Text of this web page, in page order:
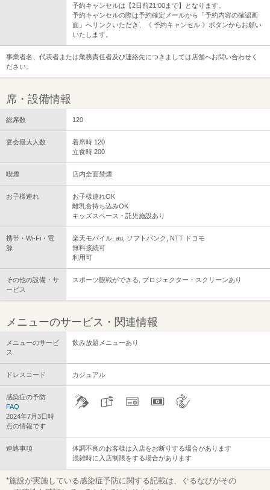
予約キャンセルは【2日前21:00まで】となります。
予約キャンセルの際は予約確定メールから「予約内容の確認画
面」へリンクいただき、《 予約キャンセル 》ボタンからお願い
いたします。
事業者名、代表者または業務責任者及び連絡先につきましては店舗へお問い合わせく
ださい。
席・設備情報
総席数 120
宴会最大人数
着席時 120
立食時 200
喫煙 店内全面禁煙
お子様連れ
お子様連れOK
離乳食持ち込みOK
キッズスペース・託児施設あり
携帯・Wi-Fi・電
源
楽天モバイル, au, ソフトバンク, NTT ドコモ
無料接続可
利用可
その他の設備・サ
ービス
スポーツ観戦ができる, プロジェクター・スクリーンあり
メニューのサービス・関連情報
メニューのサービ
ス
飲み放題メニューあり
ドレスコード カジュアル
感染症の予防
FAQ
2024年7月3日時
点の情報です
連絡事項
体調不良のお客様は入店をお断りする場合があります
混雑時に入店制限をする場合があります
*施設が実施している感染症予防に関する記載は、ぐるなびがその